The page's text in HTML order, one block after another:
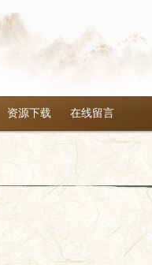
资源下载 在线留言